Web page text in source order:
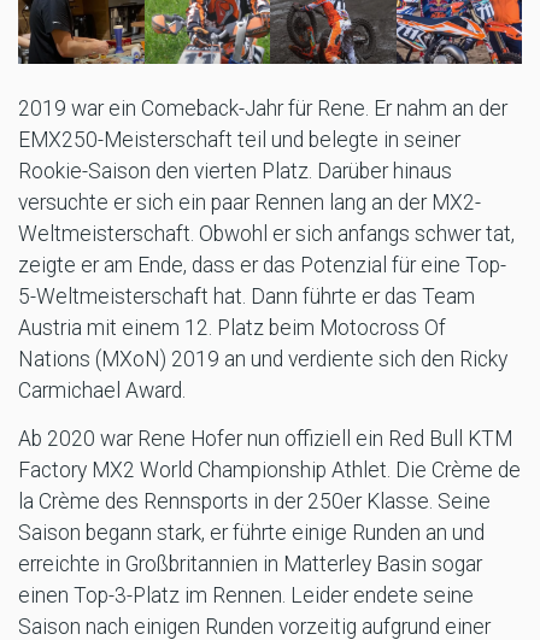
2019 war ein Comeback-Jahr für Rene. Er nahm an der
EMX250-Meisterschaft teil und belegte in seiner
Rookie-Saison den vierten Platz. Darüber hinaus
versuchte er sich ein paar Rennen lang an der MX2-
Weltmeisterschaft. Obwohl er sich anfangs schwer tat,
zeigte er am Ende, dass er das Potenzial für eine Top-
5-Weltmeisterschaft hat. Dann führte er das Team
Austria mit einem 12. Platz beim Motocross Of
Nations (MXoN) 2019 an und verdiente sich den Ricky
Carmichael Award.
Ab 2020 war Rene Hofer nun offiziell ein Red Bull KTM
Factory MX2 World Championship Athlet. Die Crème de
la Crème des Rennsports in der 250er Klasse. Seine
Saison begann stark, er führte einige Runden an und
erreichte in Großbritannien in Matterley Basin sogar
einen Top-3-Platz im Rennen. Leider endete seine
Saison nach einigen Runden vorzeitig aufgrund einer